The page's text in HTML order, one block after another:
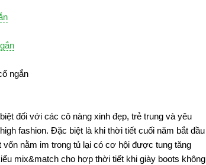
ngắn
đối với các cô nàng xinh đẹp, trẻ trung và yêu
fashion. Đặc biệt là khi thời tiết cuối năm bắt đầu
nằm im trong tủ lại có cơ hội được tung tăng
mix&match cho hợp thời tiết khi giày boots không